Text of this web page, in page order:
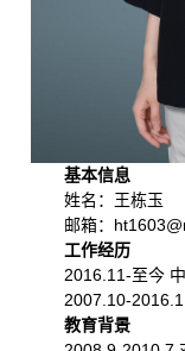
基本信息
姓名：王栋玉
邮箱：
工作经历
2016.11-至今
2007.10-
教育背景